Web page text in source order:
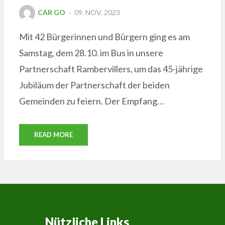
CAR GO
POSTED
09. NOV. 2023
Mit 42 Bürgerinnen und Bürgern ging es am
Samstag, dem 28.10. im Bus in unsere
Partnerschaft Rambervillers, um das 45-jährige
Jubiläum der Partnerschaft der beiden
Gemeinden zu feiern. Der Empfang…
READ MORE
Nützliche Links